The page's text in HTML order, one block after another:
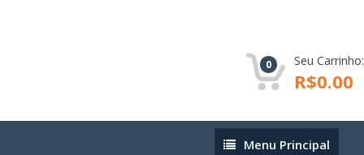
0 Seu Carrinho:
R$0.00
MenuMenu Principal